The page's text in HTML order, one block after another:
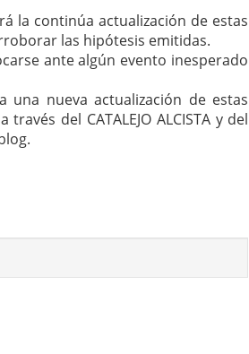
la continúa actualización de estas
las hipótesis emitidas.
ante algún evento inesperado
una nueva actualización de estas
del CATALEJO ALCISTA y del